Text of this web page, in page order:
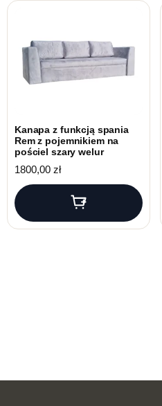
Kanapa z funkcją spania
Rem z pojemnikiem na
pościel szary welur
1800,00 zł